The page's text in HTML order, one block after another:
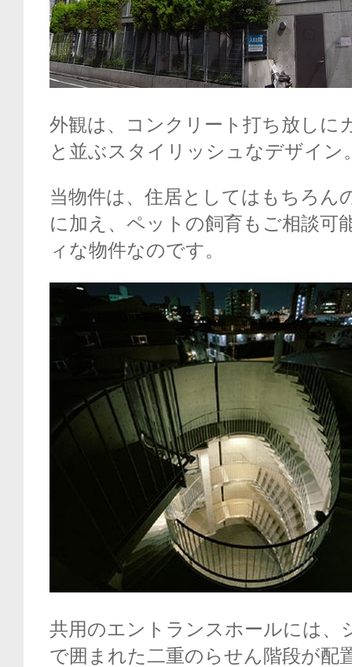
外観は、コンクリート打ち放しに
と並ぶスタイリッシュなデザイン
当物件は、住居としてはもちろん
に加え、ペットの飼育もご相談可
ィな物件なのです。
共用のエントランスホールには、
で囲まれた二重のらせん階段が配